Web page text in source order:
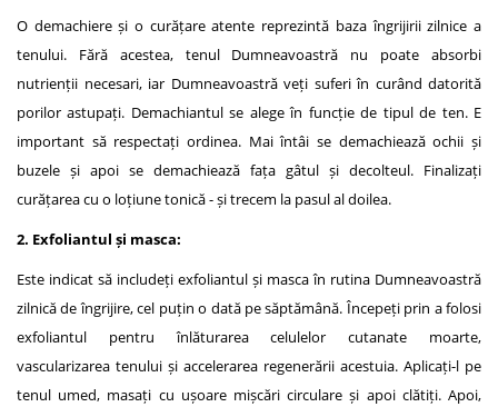
O demachiere și o curățare atente reprezintă baza îngrijirii zilnice a
tenului. Fără acestea, tenul Dumneavoastră nu poate absorbi
nutrienții necesari, iar Dumneavoastră veți suferi în curând datorită
porilor astupați. Demachiantul se alege în funcție de tipul de ten. E
important să respectați ordinea. Mai întâi se demachiează ochii și
buzele și apoi se demachiează fața gâtul și decolteul. Finalizați
curățarea cu o loțiune tonică - și trecem la pasul al doilea.
2. Exfoliantul și masca:
Este indicat să includeți exfoliantul și masca în rutina Dumneavoastră
zilnică de îngrijire, cel puțin o dată pe săptămână. Începeți prin a folosi
exfoliantul pentru înlăturarea celulelor cutanate moarte,
vascularizarea tenului și accelerarea regenerării acestuia. Aplicați-l pe
tenul umed, masați cu ușoare mișcări circulare și apoi clătiți. Apoi,